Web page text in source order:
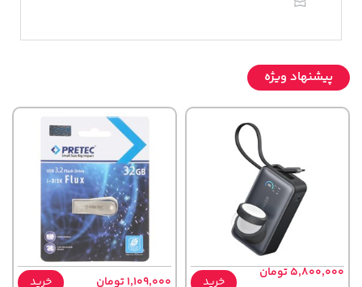
پیشنهاد ویژه
5,800,000 تومان
خرید 1,109,000 تومان خرید